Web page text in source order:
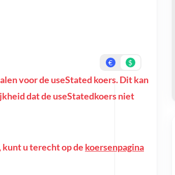
€ $
voor de useStated koers. Dit kan
dat de useStatedkoers niet
u terecht op de koersenpagina